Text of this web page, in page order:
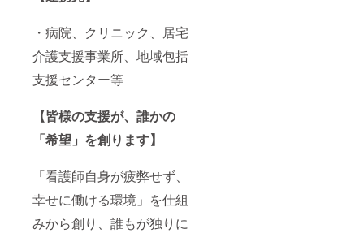
・病院、クリニック、居宅
介護支援事業所、地域包括
支援センター等
【皆様の支援が、誰かの
「希望」を創ります】
「看護師自身が疲弊せず、
幸せに働ける環境」を仕組
みから創り、誰もが独りに